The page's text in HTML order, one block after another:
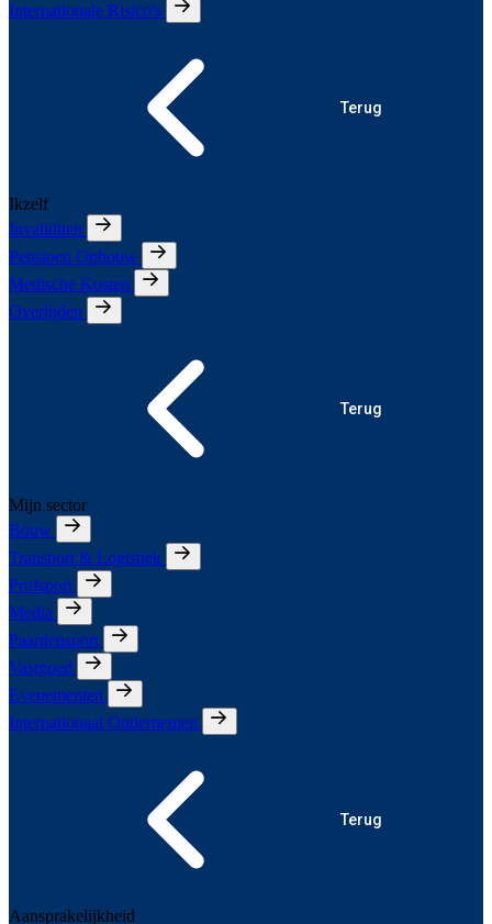
Internationale Risico's
Terug
Ikzelf
Invaliditeit
Pensioen Opbouw
Medische Kosten
Overlijden
Terug
Mijn sector
Bouw
Transport & Logistiek
Profsport
Media
Paardensport
Vastgoed
Evenementen
Internationaal Ondernemen
Terug
Aansprakelijkheid